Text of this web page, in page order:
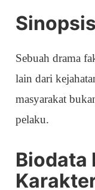
Sinopsis
Sebuah drama
lain dari
masyarakat
pelaku.
Biodata